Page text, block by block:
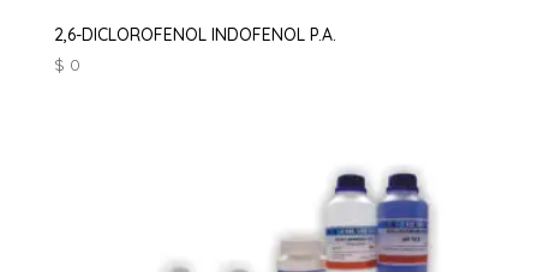
2,6-DICLOROFENOL INDOFENOL P.A.
$ 0